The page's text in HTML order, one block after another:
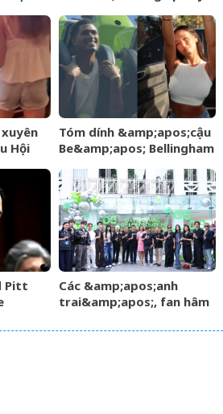
hốt VÀNG, phú quý ngập
nhà
Hội
ý
Tóm dính &amp;apos;cậu
Be&amp;apos; Bellingham
bạn gái người mẫu sexy,
cười tươi giữa dàn vệ sĩ
hộ tống
Pitt
Các &amp;apos;anh
trai&amp;apos;, fan hâm
DatVietVAC IPO